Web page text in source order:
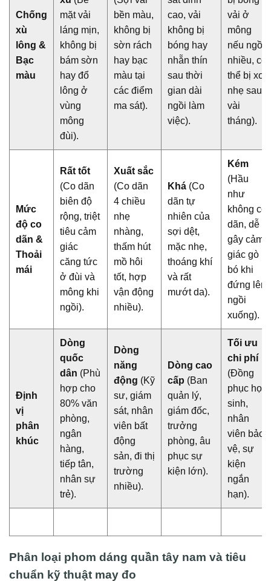
Chống
xù
lông &
Bạc
màu
mặt vải
láng mịn,
không bị
bám sờn
hay đổ
lông ở
vùng
mông
đùi).
bền màu,
không bị
sờn rách
hay bạc
màu tại
các điểm
ma sát).
cao, vải
không bị
bóng hay
nhẵn thín
sau thời
gian dài
ngồi làm
việc).
vải ở
mông
nếu ngồi
nhiều, có
thể bị xơ
nhẹ sau
vài
tháng).
Mức
độ co
dãn &
Thoải
mái
Rất tốt
(Co dãn
biên độ
rộng, triệt
tiêu cảm
giác
căng tức
ở đùi và
mông khi
ngồi).
Xuất sắc
(Co dãn
4 chiều
nhẹ
nhàng,
thấm hút
mồ hôi
tốt, hợp
vận động
nhiều).
Khá (Co
dãn tự
nhiên của
sợi dệt,
mặc nhẹ,
thoáng khí
và rất
mướt da).
Kém
(Hầu
như
không co
dãn, dễ
gây cảm
giác gò
bó khi
đứng lên
ngồi
xuống).
Định
vị
phân
khúc
Dòng
quốc
dân (Phù
hợp cho
80% văn
phòng,
ngân
hàng,
tiếp tân,
nhân sự
trẻ).
Dòng
năng
động (Kỹ
sư, giám
sát, nhân
viên bất
động
sản, đi thị
trường
nhiều).
Dòng cao
cấp (Ban
quản lý,
giám đốc,
trưởng
phòng, âu
phục sự
kiện lớn).
Tối ưu
chi phí
(Đồng
phục học
sinh,
nhân
viên bảo
vệ, sự
kiện
ngắn
hạn).
Phân loại phom dáng quần tây nam và tiêu
chuẩn kỹ thuật may đo